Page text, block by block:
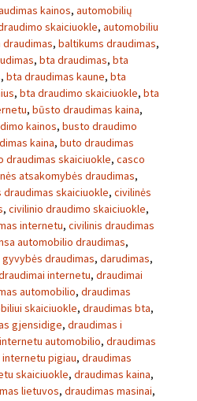
kainos, automobilių
skaiciuokle, automobiliu
, baltikums draudimas,
, bta draudimas, bta
, bta draudimas kaune, bta
, bta draudimo skaiciuokle, bta
, būsto draudimas kaina,
kainos, busto draudimo
kaina, buto draudimas
draudimas skaiciuokle, casco
atsakomybės draudimas,
skaiciuokle, civilinės
, civilinio draudimo skaiciuokle,
internetu, civilinis draudimas
automobilio draudimas,
draudimas, darudimas,
internetu, draudimai
automobilio, draudimas
skaiciuokle, draudimas bta,
gjensidige, draudimas i
automobilio, draudimas
pigiau, draudimas
skaiciuokle, draudimas kaina,
lietuvos, draudimas masinai,